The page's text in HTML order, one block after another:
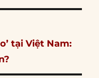
tại Việt Nam: